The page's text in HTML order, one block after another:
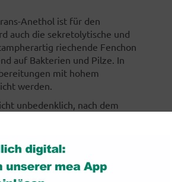
Anethol ist für den
auch die sekretolytische und
riechende Fenchon
auf Bakterien und Pilze. In
mit hohem
werden.
unbedenklich, nach dem
aufweisen. Vor allem nach
entstehen, die
fettes Öl und